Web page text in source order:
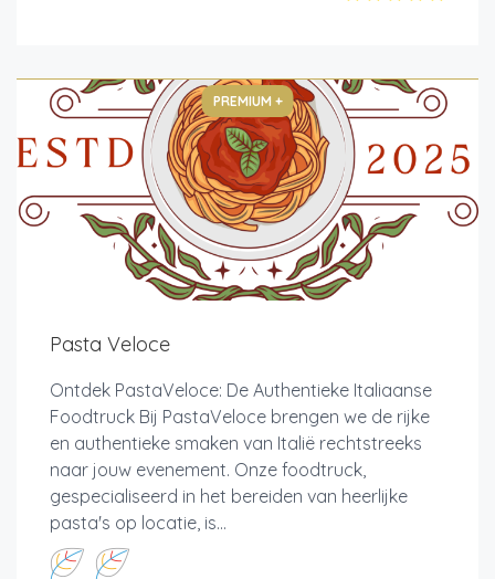
PREMIUM +
Pasta Veloce
Ontdek PastaVeloce: De Authentieke Italiaanse
Foodtruck Bij PastaVeloce brengen we de rijke
en authentieke smaken van Italië rechtstreeks
naar jouw evenement. Onze foodtruck,
gespecialiseerd in het bereiden van heerlijke
pasta's op locatie, is...